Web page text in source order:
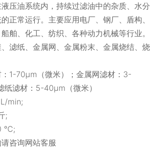
压油系统内，持续过滤油中的杂质、水分
正常运行。主要应用电厂、钢厂、盾构、
舶、化工、纺织、各种动力机械等行业。
滤纸、金属网、金属粉末、金属烧结、烧
1-70μm（微米）；金属网滤材：3-
滤材：5-40μm（微米）
min;
;
℃;
咨询网站客服